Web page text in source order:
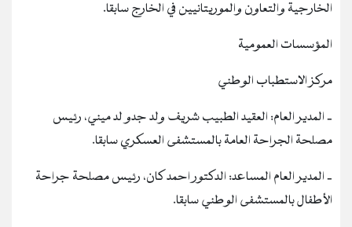
الخارجية والتعاون والموريتانيين في الخارج سابقا.
المؤسسات العمومية
مركز الاستطباب الوطني
‐ المدير العام: العقيد الطبيب شريف ولد جدو لد ميني، رئيس
مصلحة الجراحة العامة بالمستشفى العسكري سابقا.
‐ المدير العام المساعد: الدكتور احمد كان، رئيس مصلحة جراحة
الأطفال بالمستشفى الوطني سابقا.